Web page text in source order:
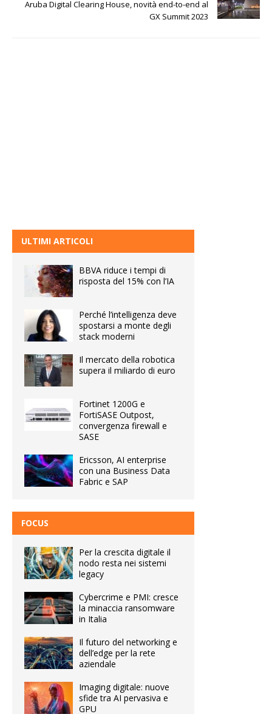
Aruba Digital Clearing House, novità end-to-end al
GX Summit 2023
ULTIMI ARTICOLI
BBVA riduce i tempi di
risposta del 15% con l’IA
Perché l’intelligenza deve
spostarsi a monte degli
stack moderni
Il mercato della robotica
supera il miliardo di euro
Fortinet 1200G e
FortiSASE Outpost,
convergenza firewall e
SASE
Ericsson, AI enterprise
con una Business Data
Fabric e SAP
FOCUS
Per la crescita digitale il
nodo resta nei sistemi
legacy
Cybercrime e PMI: cresce
la minaccia ransomware
in Italia
Il futuro del networking e
dell’edge per la rete
aziendale
Imaging digitale: nuove
sfide tra AI pervasiva e
GPU